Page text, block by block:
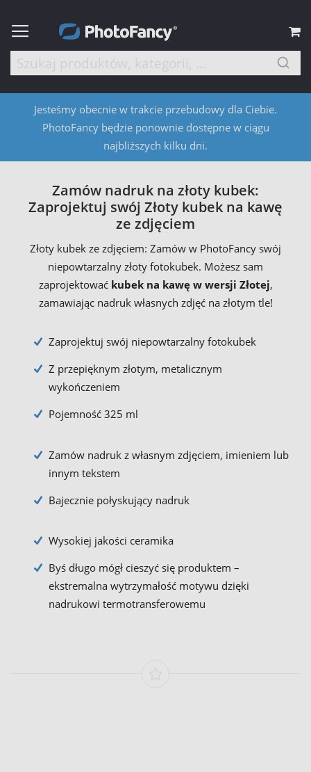
Jesteśmy obecnie w trakcie przebudowy dla Ciebie.
PhotoFancy będzie ponownie dostępne w ciągu
najbliższych kilku dni.
Zamów nadruk na złoty kubek:
Zaprojektuj swój Złoty kubek na kawę
ze zdjęciem
Złoty kubek ze zdjęciem: Zamów w PhotoFancy swój
niepowtarzalny złoty fotokubek. Możesz sam
zaprojektować kubek na kawę w wersji Złotej,
zamawiając nadruk własnych zdjęć na złotym tle!
Zaprojektuj swój niepowtarzalny fotokubek
Z przepięknym złotym, metalicznym
wykończeniem
Pojemność 325 ml
Zamów nadruk z własnym zdjęciem, imieniem lub
innym tekstem
Bajecznie połyskujący nadruk
Wysokiej jakości ceramika
Byś długo mógł cieszyć się produktem –
ekstremalna wytrzymałość motywu dzięki
nadrukowi termotransferowemu